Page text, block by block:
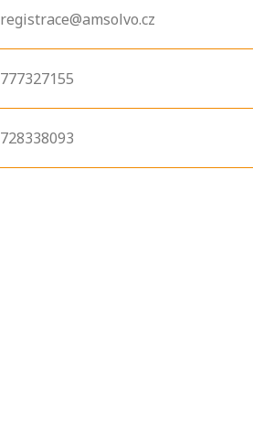
registrace@amsolvo.cz
777327155
728338093